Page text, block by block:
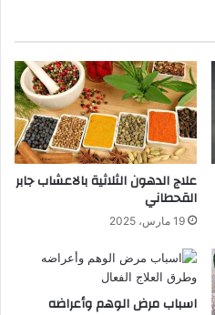
علاج الدهون الثلاثية بالاعشاب جابر
القحطاني
19 مارس، 2025
اسباب مرض الوهم وأعراضه